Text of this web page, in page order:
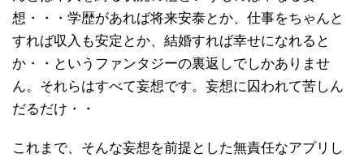
想・・・学歴があれば将来安泰とか、仕事をちゃんと
すれば収入も安定とか、結婚すれば幸せになれると
か・・というファンタジーの裏返しでしかありませ
ん。それらはすべて妄想です。妄想に囚われて苦しん
だるだけ・・
これまで、そんな妄想を前提とした無責任なアプリし